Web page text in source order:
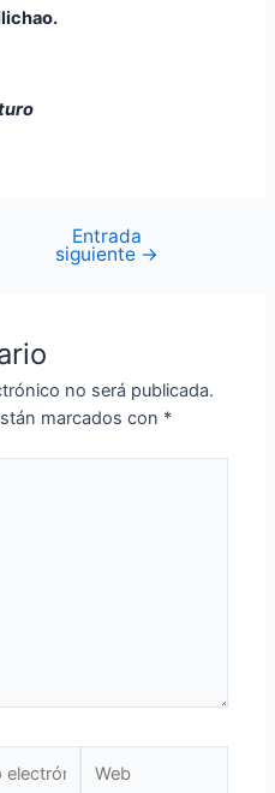
Entrada
siguiente →
no será publicada.
marcados con *